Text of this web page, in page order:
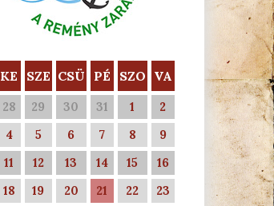
KE SZE CSÜ PÉ SZO VA
28 29 30 31 1
2
4 5 6 7 8
9
11 12 13 14 15
16
18 19 20 21 22
23